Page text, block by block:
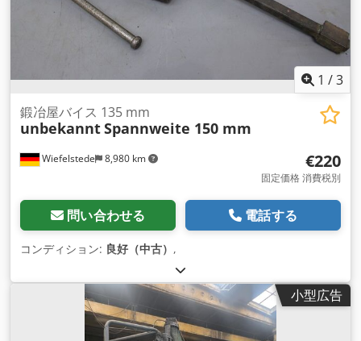
1 /3
Wiefelstede 8,980 km
鍛冶屋バイス 135 mm
unbekanntSpannweite 150 mm
€220
固定価格 消費税別
問い合わせる 電話する
コンディション: 良好（中古） ,
小型広告